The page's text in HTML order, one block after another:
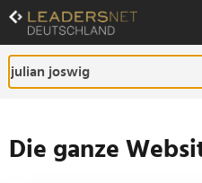
Zum
Inhalt
Zur
Fußzeilen-
Navigation
Die ganze